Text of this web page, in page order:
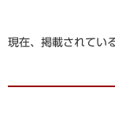
現在、掲載されてい